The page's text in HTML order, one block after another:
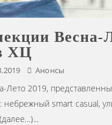
Весна-
ХЦ
Анонсы
Лето 2019,
небрежный smart casual,
...